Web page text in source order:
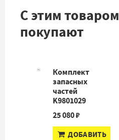
С этим товаром
покупают
Комплект
запасных
частей
K9801029
25 080 ₽
ДОБАВИТЬ